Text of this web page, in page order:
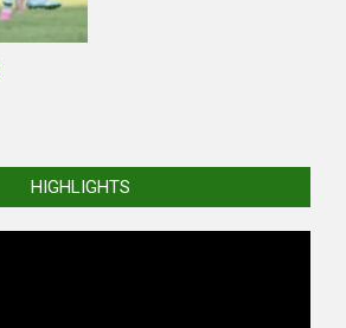
HIGHLIGHTS